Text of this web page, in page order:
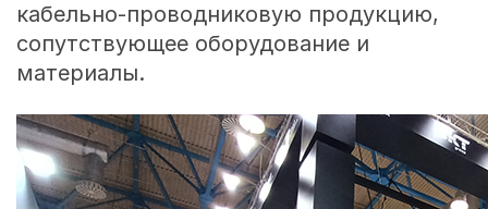
кабельно-проводниковую продукцию,
сопутствующее оборудование и
материалы.